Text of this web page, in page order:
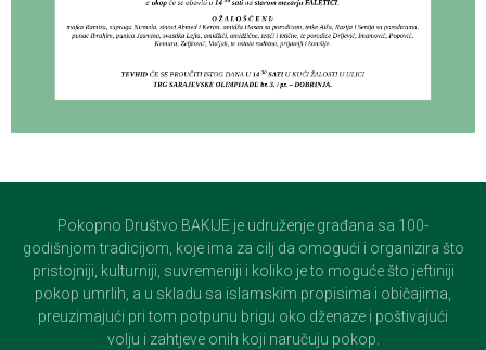
Pokopno Društvo BAKIJE je udruženje građana sa 100-
godišnjom tradicijom, koje ima za cilj da omogući i organizira što
pristojniji, kulturniji, suvremeniji i koliko je to moguće što jeftiniji
pokop umrlih, a u skladu sa islamskim propisima i običajima,
preuzimajući pri tom potpunu brigu oko dženaze i poštivajući
volju i zahtjeve onih koji naručuju pokop.